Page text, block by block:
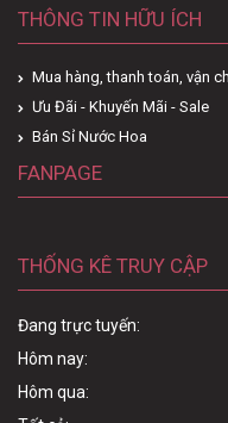
THÔNG TIN HỮU ÍCH
Mua hàng, thanh toán, vận
Ưu Đãi - Khuyến Mãi - Sale
Bán Sỉ Nước Hoa
FANPAGE
THỐNG KÊ TRUY CẬP
Đang trực tuyến:
Hôm nay:
Hôm qua: